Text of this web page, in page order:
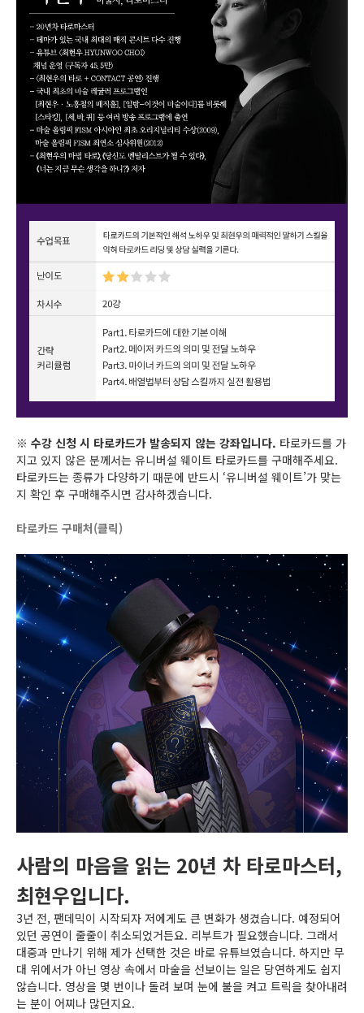
※ 수강 신청 시 타로카드가 발송되지 않는 강좌입니다. 타로카드를 가
지고 있지 않은 분께서는 유니버설 웨이트 타로카드를 구매해주세요.
타로카드는 종류가 다양하기 때문에 반드시 ‘유니버설 웨이트’가 맞는
지 확인 후 구매해주시면 감사하겠습니다.
타로카드 구매처(클릭)
사람의 마음을 읽는 20년 차 타로마스터,
최현우입니다.
3년 전, 팬데믹이 시작되자 저에게도 큰 변화가 생겼습니다. 예정되어
있던 공연이 줄줄이 취소되었거든요. 리부트가 필요했습니다. 그래서
대중과 만나기 위해 제가 선택한 것은 바로 유튜브였습니다. 하지만 무
대 위에서가 아닌 영상 속에서 마술을 선보이는 일은 당연하게도 쉽지
않습니다. 영상을 몇 번이나 돌려 보며 눈에 불을 켜고 트릭을 찾아내려
는 분이 어찌나 많던지요.